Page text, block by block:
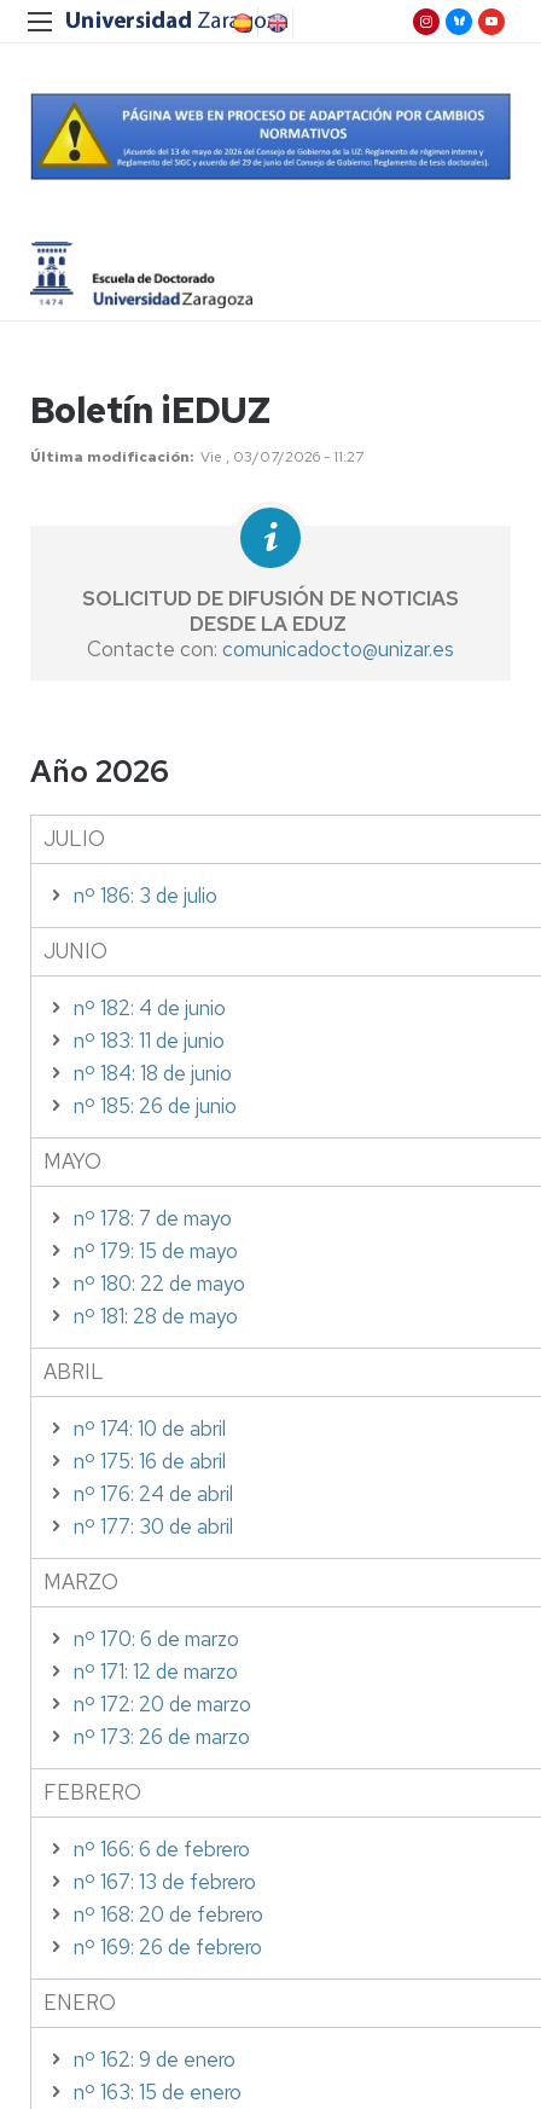
Boletín iEDUZ
Última modificación Vie , 03/07/2026 - 11:27
SOLICITUD DE DIFUSIÓN DE NOTICIAS
DESDE LA EDUZ
Contacte con: comunicadocto@unizar.es
Año 2026
JULIO
nº 186: 3 de julio
JUNIO
nº 182: 4 de junio
nº 183: 11 de junio
nº 184: 18 de junio
nº 185: 26 de junio
MAYO
nº 178: 7 de mayo
nº 179: 15 de mayo
nº 180: 22 de mayo
nº 181: 28 de mayo
ABRIL
nº 174: 10 de abril
nº 175: 16 de abril
nº 176: 24 de abril
nº 177: 30 de abril
MARZO
nº 170: 6 de marzo
nº 171: 12 de marzo
nº 172: 20 de marzo
nº 173: 26 de marzo
FEBRERO
nº 166: 6 de febrero
nº 167: 13 de febrero
nº 168: 20 de febrero
nº 169: 26 de febrero
ENERO
nº 162: 9 de enero
nº 163: 15 de enero